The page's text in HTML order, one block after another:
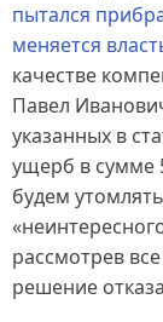
пытался
меняется
качестве
Павел
указанных в
ущерб в сумме
будем
рассмотрев
решение